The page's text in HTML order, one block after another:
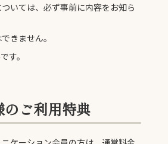
いては、必ず事前に内容をお知ら
きません。
す。
ご利用特典